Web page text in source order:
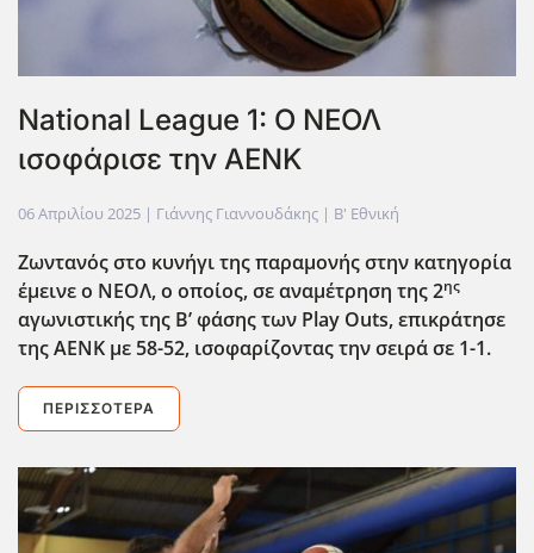
National League 1: Ο ΝΕΟΛ
ισοφάρισε την ΑΕΝΚ
06 Απριλίου 2025 | Γιάννης Γιαννουδάκης | Β' Εθνική
Ζωντανός στο κυνήγι της παραμονής στην κατηγορία
έμεινε ο ΝΕΟΛ, ο οποίος, σε αναμέτρηση της 2ης
αγωνιστικής της Β’ φάσης των Play Outs, επικράτησε
της ΑΕΝΚ με 58-52, ισοφαρίζοντας την σειρά σε 1-1.
ΠΕΡΙΣΣΌΤΕΡΑ